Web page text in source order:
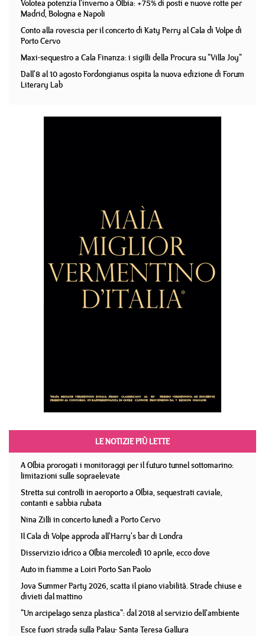
Volotea potenzia l'inverno a Olbia: +75% di posti e nuove rotte per
Madrid, Bologna e Napoli
Conto alla rovescia per il concerto di Katy Perry al Cala di Volpe di
Porto Cervo
Maxi-sequestro a Cala Finanza: i sigilli della Procura su "Villa Joy"
Dall'8 al 10 agosto Fordongianus ospita la nuova edizione di Forum
Literary Lab
LE NOTIZIE PIÙ LETTE
A Olbia prorogati i monitoraggi per il futuro tunnel sottomarino:
limitazioni sulle sopraelevate
Stretta sui controlli in aeroporto a Olbia, sequestrati caviale,
contanti e sabbia rubata
Nina Zilli in concerto lunedì a Porto Cervo
Il Cala di Volpe approda all'Harry's bar di Londra
Disservizio idrico a Olbia mercoledì 10 aprile, ecco dove
Auto in fiamme a Loiri Porto San Paolo
Jova Summer Party 2026, scatta il piano viabilità. Strade chiuse e
divieti dal mattino
"Un arcipelago senza plastica": dal 2018 al servizio dell'ambiente
Esce fuori strada sulla Palau- Santa Teresa Gallura